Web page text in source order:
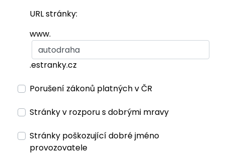
URL stránky:
www.
.estranky.cz
Porušení zákonů platných v ČR
Stránky v rozporu s dobrými mravy
Stránky poškozující dobré jméno
provozovatele